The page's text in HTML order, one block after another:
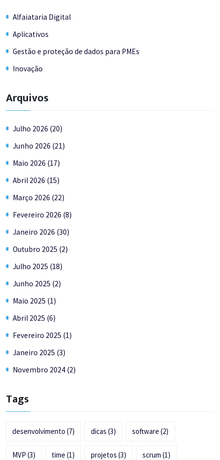
Alfaiataria Digital
Aplicativos
Gestão e proteção de dados para PMEs
Inovação
Arquivos
Julho 2026 (20)
Junho 2026 (21)
Maio 2026 (17)
Abril 2026 (15)
Março 2026 (22)
Fevereiro 2026 (8)
Janeiro 2026 (30)
Outubro 2025 (2)
Julho 2025 (18)
Junho 2025 (2)
Maio 2025 (1)
Abril 2025 (6)
Fevereiro 2025 (1)
Janeiro 2025 (3)
Novembro 2024 (2)
Tags
desenvolvimento (7) dicas (3) software (2)
MVP (3) time (1) projetos (3) scrum (1)